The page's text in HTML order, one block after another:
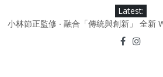
Latest:
小林節正監修 ‧ 融合「傳統與創新」 全新
Under Armour Curry 12最新簽名鞋升級